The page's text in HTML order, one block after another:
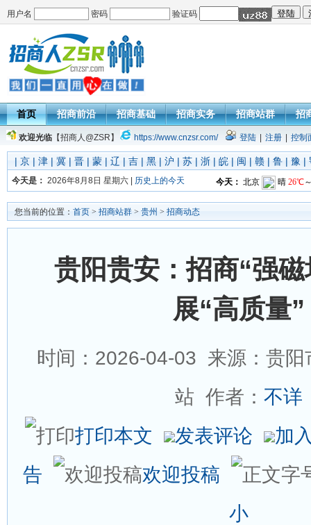
用户名 密码 验证码
首页 招商前沿 招商基础 招商实务 招商站群 招
欢迎光临 【招商人@ZSR】 https://www.cnzsr.com/ 登陆 注册 控制
| 京 | 津 | 冀 | 晋 | 蒙 | 辽 | 吉 | 黑 | 沪 | 苏 | 浙 | 皖 | 闽 | 赣 | 鲁 | 豫 |
今天是： 2026年8月8日 星期六 | 历史上的今天
您当前的位置： 首页 > 招商站群 > 贵州 > 招商动态
贵阳贵安：招商“强
展“高质量”
时间：2026-04-03 来源：贵阳
站 作者： 不详
打印本文
发表评论
加
告
欢迎投稿
小